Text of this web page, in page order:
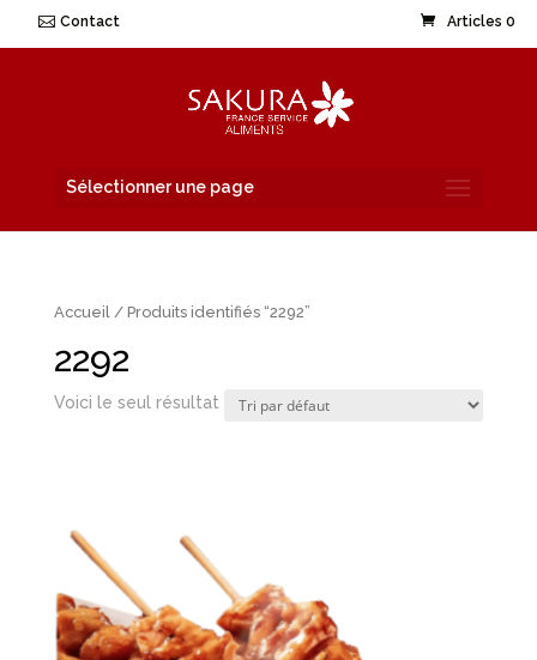
Contact Articles 0
Sélectionner une page
Accueil/ Produits identifiés “2292”
2292
Voici le seul résultat